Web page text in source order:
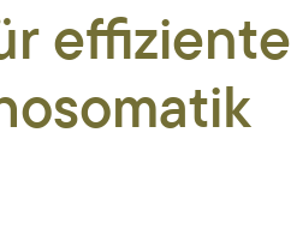
effiziente